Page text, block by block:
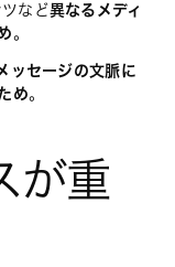
など異なるメディ
。
ッセージの文脈に
め。
が重